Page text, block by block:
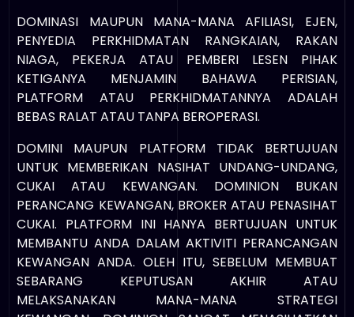
DOMINASI MAUPUN MANA-MANA AFILIASI, EJEN,
PENYEDIA PERKHIDMATAN RANGKAIAN, RAKAN
NIAGA, PEKERJA ATAU PEMBERI LESEN PIHAK
KETIGANYA MENJAMIN BAHAWA PERISIAN,
PLATFORM ATAU PERKHIDMATANNYA ADALAH
BEBAS RALAT ATAU TANPA BEROPERASI.
DOMINI MAUPUN PLATFORM TIDAK BERTUJUAN
UNTUK MEMBERIKAN NASIHAT UNDANG-UNDANG,
CUKAI ATAU KEWANGAN. DOMINION BUKAN
PERANCANG KEWANGAN, BROKER ATAU PENASIHAT
CUKAI. PLATFORM INI HANYA BERTUJUAN UNTUK
MEMBANTU ANDA DALAM AKTIVITI PERANCANGAN
KEWANGAN ANDA. OLEH ITU, SEBELUM MEMBUAT
SEBARANG KEPUTUSAN AKHIR ATAU
MELAKSANAKAN MANA-MANA STRATEGI
Log masuk